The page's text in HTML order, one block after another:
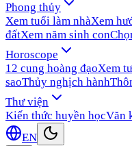
Phong thủy
Xem tuổi làm nhàXem
đấtXem năm sinh con
Horoscope
12 cung hoàng đạoXem
saoThủy nghịch hành
Thư viện
Kiến thức huyền họcVăn
EN